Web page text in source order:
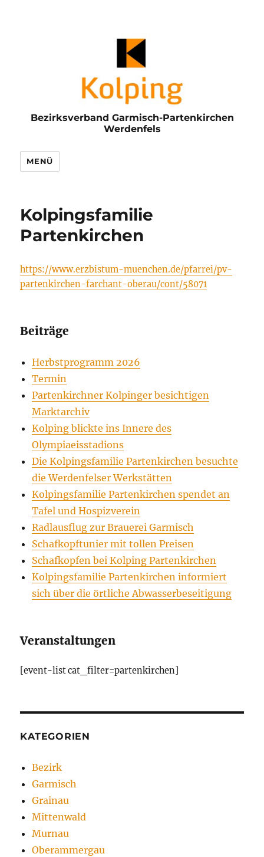
Bezirksverband Garmisch-Partenkirchen
Werdenfels
MENÜ
Kolpingsfamilie
Partenkirchen
https://www.erzbistum-muenchen.de/pfarrei/pv-
partenkirchen-farchant-oberau/cont/58071
Beiträge
Herbstprogramm 2026
Termin
Partenkirchner Kolpinger besichtigen
Marktarchiv
Kolping blickte ins Innere des
Olympiaeisstadions
Die Kolpingsfamilie Partenkirchen besuchte
die Werdenfelser Werkstätten
Kolpingsfamilie Partenkirchen spendet an
Tafel und Hospizverein
Radlausflug zur Brauerei Garmisch
Schafkopftunier mit tollen Preisen
Schafkopfen bei Kolping Partenkirchen
Kolpingsfamilie Partenkirchen informiert
sich über die örtliche Abwasserbeseitigung
Veranstaltungen
[event-list cat_filter=partenkirchen]
KATEGORIEN
Bezirk
Garmisch
Grainau
Mittenwald
Murnau
Oberammergau